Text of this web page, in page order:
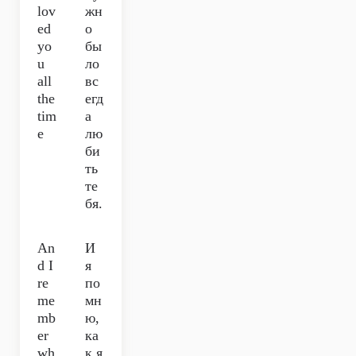
lov
ed
yo
u
all
the
tim
e
жн
о
бы
ло
вс
егд
а
лю
би
ть
те
бя.
An
d I
re
me
mb
er
wh
И
я
по
мн
ю,
ка
к я